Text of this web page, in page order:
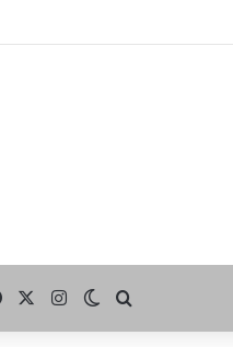
FacebookInstagramSwitch skin